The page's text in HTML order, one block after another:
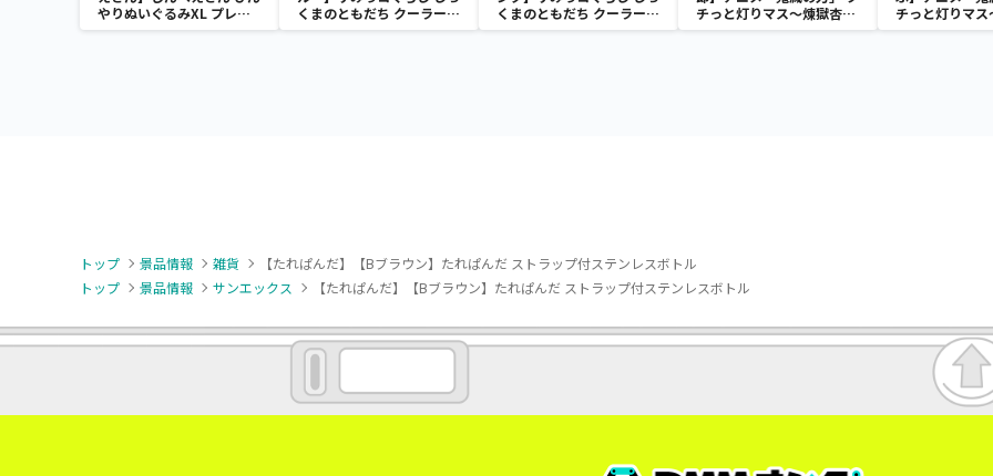
やりぬいぐるみXL プレミ
アム Part3
くまのともだち クーラーボ
ックス
くまのともだち クーラーボ
ックス
チっと灯りマス～煉獄杏寿
郎・胡蝶しのぶ～
チっと灯りマ
郎・胡蝶しのぶ
トップ 景品情報 雑貨
【たれぱんだ】【Bブラウン】たれぱんだ ストラップ付ステンレスボトル
トップ
景品情報 サンエックス 【たれぱんだ】【Bブラウン】たれぱんだ ストラップ付ステンレスボトル